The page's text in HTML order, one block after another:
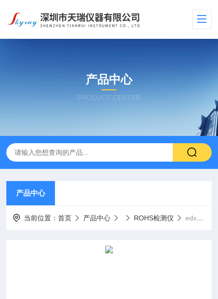
产品中心
PRODUCT CENTER
产品中心
当前位置：首页 产品中心 ROHS检测仪 edx1800bsROHS光谱分析仪